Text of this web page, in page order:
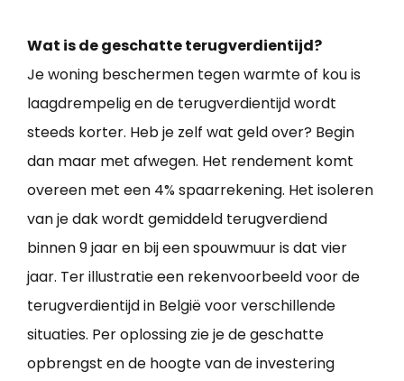
Wat is de geschatte terugverdientijd?
Je woning beschermen tegen warmte of kou is
laagdrempelig en de terugverdientijd wordt
steeds korter. Heb je zelf wat geld over? Begin
dan maar met afwegen. Het rendement komt
overeen met een 4% spaarrekening. Het isoleren
van je dak wordt gemiddeld terugverdiend
binnen 9 jaar en bij een spouwmuur is dat vier
jaar. Ter illustratie een rekenvoorbeeld voor de
terugverdientijd in België voor verschillende
situaties. Per oplossing zie je de geschatte
opbrengst en de hoogte van de investering